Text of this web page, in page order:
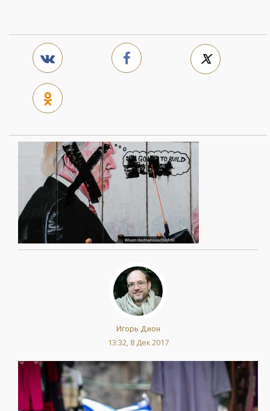
Игорь Дион
13:32, 8 Дек 2017